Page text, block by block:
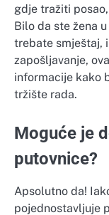
gdje tražiti
Bilo da ste žena
trebate smještaj,
zapošljavanje,
informacije kako
tržište rada.
Moguće je
putovnice?
Apsolutno da!
pojednostavljuje